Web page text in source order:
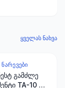
ყველას ნახვა
გამძლე
TA-10 25